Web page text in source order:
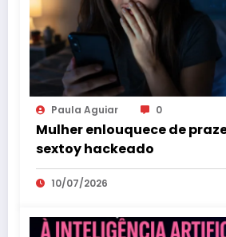
Paula Aguiar 0
Mulher enlouquece de
sextoy hackeado
10/07/2026